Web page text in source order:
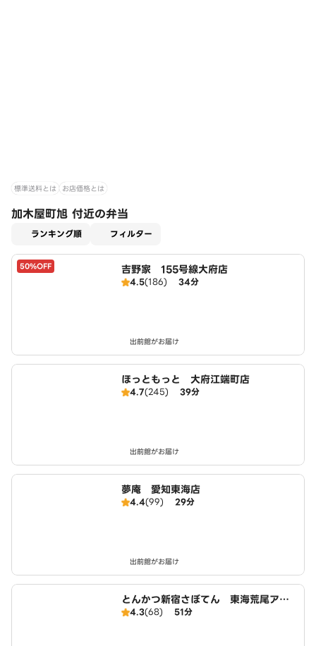
標準送料とは お店価格とは
加木屋町旭 付近の弁当
ランキング順 フィルター
50%OFF 吉野家 155号線大府店
4.5(186) 34分
出前館がお届け
ほっともっと 大府江端町店
4.7(245) 39分
出前館がお届け
夢庵 愛知東海店
4.4(99) 29分
出前館がお届け
とんかつ新宿さぼてん 東海荒尾アピ
タ店
4.3(68) 51分